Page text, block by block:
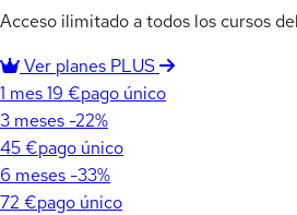
Acceso ilimitado a todos los cursos
Ver planes PLUS
1 mes19 €pago único
3 meses -22%
45 €pago único
6 meses -33%
72 €pago único